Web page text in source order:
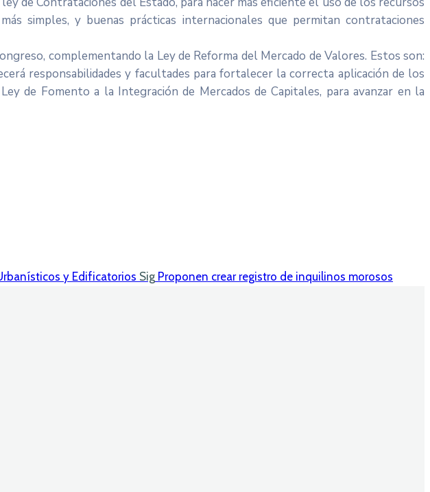
simples, y buenas prácticas internacionales que permitan contrataciones
complementando la Ley de Reforma del Mercado de Valores. Estos son:
responsabilidades y facultades para fortalecer la correcta aplicación de los
de Fomento a la Integración de Mercados de Capitales, para avanzar en la
y Edificatorios Sig Proponen crear registro de inquilinos morosos